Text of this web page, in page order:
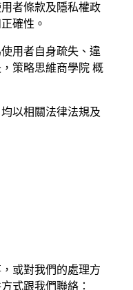
者條款及隱私權政
確性。
用者自身疏失、違
策略思維商學院 概
以相關法律法規及
或對我們的處理方
式跟我們聯絡：